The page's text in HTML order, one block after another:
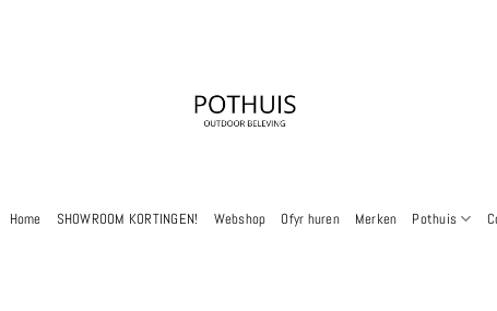
Home SHOWROOM KORTINGEN! Webshop Ofyr huren Merken Pothuis